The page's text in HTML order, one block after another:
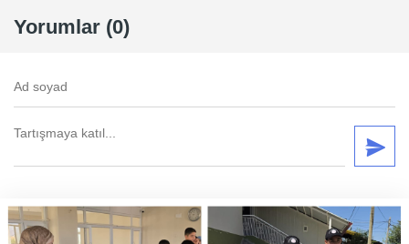
Yorumlar (0)